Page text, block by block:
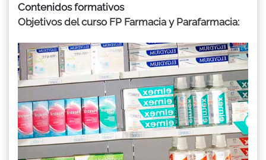
Contenidos formativos
Objetivos del curso FP Farmacia y Parafarmacia: